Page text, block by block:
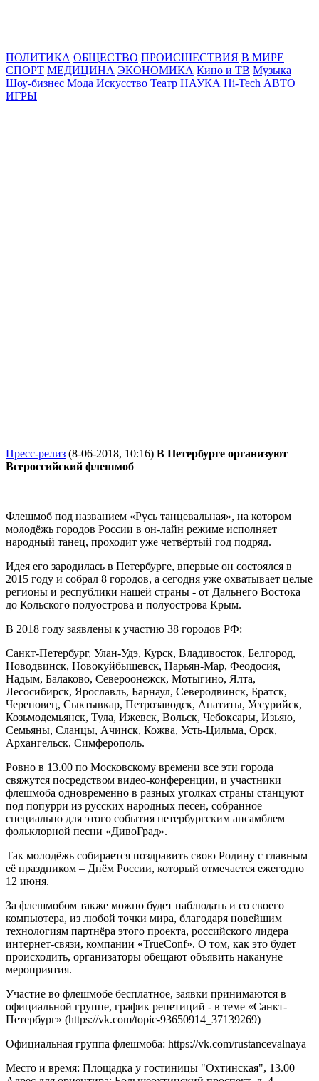
ПОЛИТИКА ОБЩЕСТВО ПРОИСШЕСТВИЯ В МИРЕ
СПОРТ МЕДИЦИНА ЭКОНОМИКА Кино и ТВ Музыка
Шоу-бизнес Мода Искусство Театр НАУКА Hi-Tech АВТО
ИГРЫ
Пресс-релиз (8-06-2018, 10:16) В Петербурге организуют
Всероссийский флешмоб
Флешмоб под названием «Русь танцевальная», на котором
молодёжь городов России в он-лайн режиме исполняет
народный танец, проходит уже четвёртый год подряд.
Идея его зародилась в Петербурге, впервые он состоялся в
2015 году и собрал 8 городов, а сегодня уже охватывает целые
регионы и республики нашей страны - от Дальнего Востока
до Кольского полуострова и полуострова Крым.
В 2018 году заявлены к участию 38 городов РФ:
Санкт-Петербург, Улан-Удэ, Курск, Владивосток, Белгород,
Новодвинск, Новокуйбышевск, Нарьян-Мар, Феодосия,
Надым, Балаково, Североонежск, Мотыгино, Ялта,
Лесосибирск, Ярославль, Барнаул, Северодвинск, Братск,
Череповец, Сыктывкар, Петрозаводск, Апатиты, Уссурийск,
Козьмодемьянск, Тула, Ижевск, Вольск, Чебоксары, Изьяю,
Семьяны, Сланцы, Ачинск, Кожва, Усть-Цильма, Орск,
Архангельск, Симферополь.
Ровно в 13.00 по Московскому времени все эти города
свяжутся посредством видео-конференции, и участники
флешмоба одновременно в разных уголках страны станцуют
под попурри из русских народных песен, собранное
специально для этого события петербургским ансамблем
фольклорной песни «ДивоГрад».
Так молодёжь собирается поздравить свою Родину с главным
её праздником – Днём России, который отмечается ежегодно
12 июня.
За флешмобом также можно будет наблюдать и со своего
компьютера, из любой точки мира, благодаря новейшим
технологиям партнёра этого проекта, российского лидера
интернет-связи, компании «TrueConf». О том, как это будет
происходить, организаторы обещают объявить накануне
мероприятия.
Участие во флешмобе бесплатное, заявки принимаются в
официальной группе, график репетиций - в теме «Санкт-
Петербург» (https://vk.com/topic-93650914_37139269)
Официальная группа флешмоба: https://vk.com/rustancevalnaya
Место и время: Площадка у гостиницы "Охтинская", 13.00